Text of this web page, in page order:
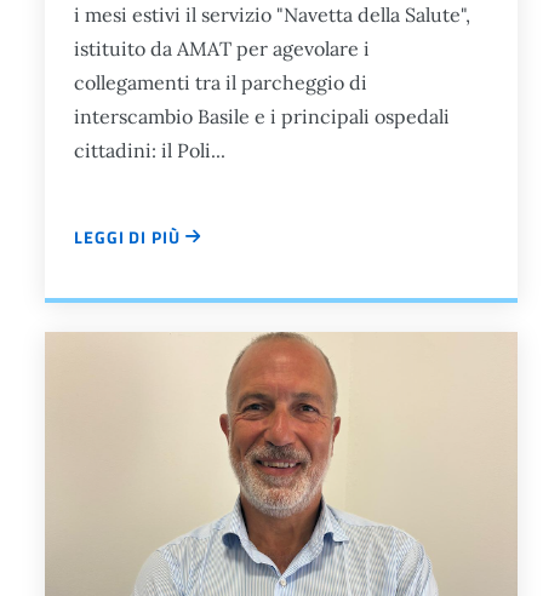
i mesi estivi il servizio "Navetta della Salute",
istituito da AMAT per agevolare i
collegamenti tra il parcheggio di
interscambio Basile e i principali ospedali
cittadini: il Poli...
LEGGI DI PIÙ
UN GRUPPO DI RICERCA ITALO-INGLESE HA